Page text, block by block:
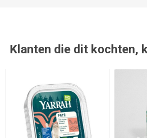
Klanten die dit kochten,